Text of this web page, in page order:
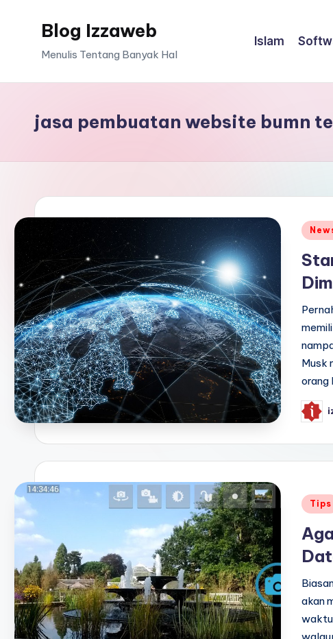
Blog Izzaweb
Menulis Tentang Banyak Hal
Islam
jasa pembuatan website bumn
Musk
orang
by
Tips
akan